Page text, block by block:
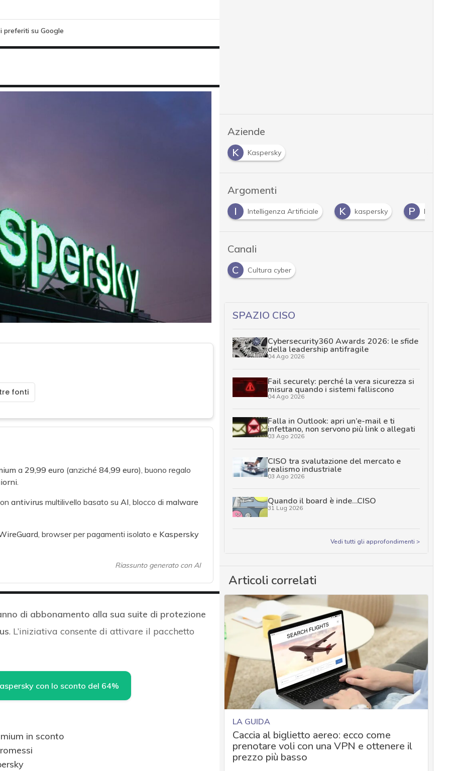
preferiti su Google
fonti
a 29,99 euro (anziché 84,99 euro), buono regalo
.
antivirus multilivello basato su AI , blocco di malware
, browser per pagamenti isolato e Kaspersky
Riassunto generato con AI
di abbonamento alla sua suite di protezione
. L’iniziativa consente di attivare il pacchetto
con lo sconto del 64%
in sconto
Aziende
K
Kaspersky
Argomenti
I Intelligenza Artificiale K kaspersky P Privacy
Canali
C
Cultura cyber
SPAZIO CISO
Cybersecurity360 Awards 2026: le sfide
della leadership antifragile
04 Ago 2026
Fail securely: perché la vera sicurezza si
misura quando i sistemi falliscono
04 Ago 2026
Falla in Outlook: apri un’e-mail e ti
infettano, non servono più link o allegati
03 Ago 2026
CISO tra svalutazione del mercato e
realismo industriale
03 Ago 2026
Quando il board è inde…CISO
31 Lug 2026
Vedi tutti gli approfondimenti >
Articoli correlati
LA GUIDA
Caccia al biglietto aereo: ecco come
prenotare voli con una VPN e ottenere il
prezzo più basso